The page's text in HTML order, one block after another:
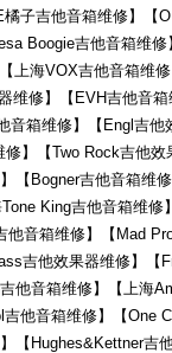
子吉他音箱维修】
Boogie吉他音箱维
上海VOX吉他音箱维
维修】【EVH吉他音
箱维修】【Engl吉
】【Two Rock吉他
【Bogner吉他音箱维
King吉他音箱维
音箱维修】【Mad
吉他效果器维修】【
他音箱维修】【上海
吉他音箱维修】【One
【Hughes&Kettner吉